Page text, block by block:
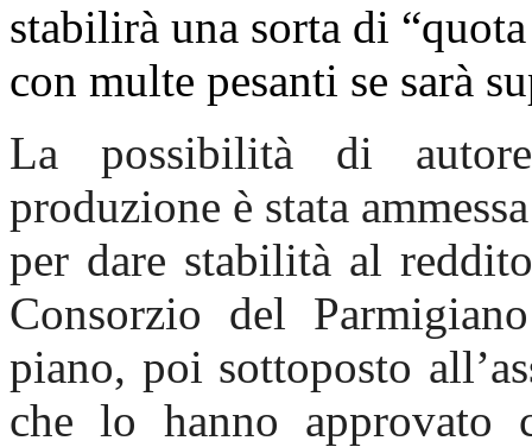
stabilirà una sorta di
con multe pesanti se sarà
La possibilità di
produzione è stata
per dare stabilità al
Consorzio del
piano, poi sottoposto
che lo hanno approvato